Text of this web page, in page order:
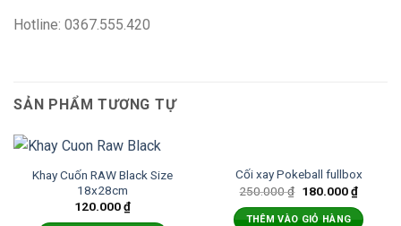
Hotline: 0367.555.420
SẢN PHẨM TƯƠNG TỰ
Khay Cuốn RAW Black Size
18x28cm
120.000₫
Cối xay Pokeball fullbox
250.000₫ 180.000₫
THÊM VÀO GIỎ HÀNG